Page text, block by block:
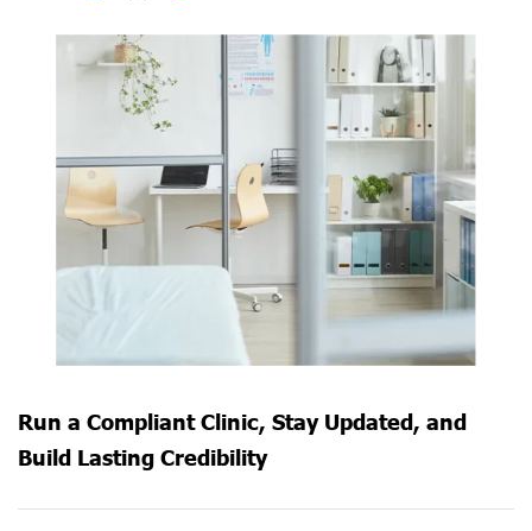
Run a Compliant Clinic, Stay Updated, and
Build Lasting Credibility